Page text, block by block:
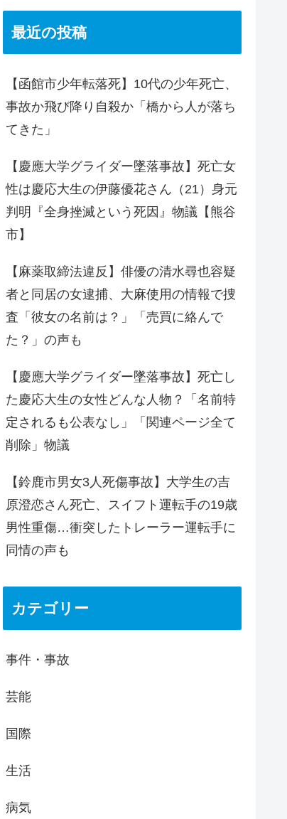
最近の投稿
【函館市少年転落死】10代の少年死亡、
事故か飛び降り自殺か「橋から人が落ち
てきた」
【慶應大学グライダー墜落事故】死亡女
性は慶応大生の伊藤優花さん（21）身元
判明『全身挫滅という死因』物議【熊谷
市】
【麻薬取締法違反】俳優の清水尋也容疑
者と同居の女逮捕、大麻使用の情報で捜
査「彼女の名前は？」「売買に絡んで
た？」の声も
【慶應大学グライダー墜落事故】死亡し
た慶応大生の女性どんな人物？「名前特
定されるも公表なし」「関連ページ全て
削除」物議
【鈴鹿市男女3人死傷事故】大学生の吉
原澄恋さん死亡、スイフト運転手の19歳
男性重傷…衝突したトレーラー運転手に
同情の声も
カテゴリー
事件・事故
芸能
国際
生活
病気